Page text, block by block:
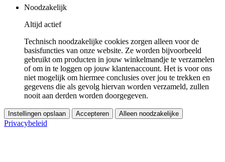
Noodzakelijk
Altijd actief
Technisch noodzakelijke cookies zorgen alleen voor de
basisfuncties van onze website. Ze worden bijvoorbeeld
gebruikt om producten in jouw winkelmandje te verzamelen
of om in te loggen op jouw klantenaccount. Het is voor ons
niet mogelijk om hiermee conclusies over jou te trekken en
gegevens die als gevolg hiervan worden verzameld, zullen
nooit aan derden worden doorgegeven.
Instellingen opslaan Accepteren Alleen noodzakelijke
Privacybeleid